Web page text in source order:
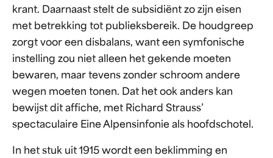
krant. Daarnaast stelt de subsidiënt zo zijn eisen
met betrekking tot publieksbereik. De houdgreep
zorgt voor een disbalans, want een symfonische
instelling zou niet alleen het gekende moeten
bewaren, maar tevens zonder schroom andere
wegen moeten tonen. Dat het ook anders kan
bewijst dit affiche, met Richard Strauss’
spectaculaire Eine Alpensinfonie als hoofdschotel.
In het stuk uit 1915 wordt een beklimming en